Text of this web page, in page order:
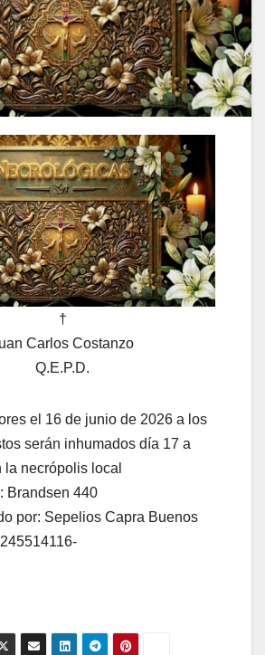
†
Carlos Costanzo
Q.E.P.D.
el 16 de junio de 2026 a los
serán inhumados día 17 a
la necrópolis local
Brandsen 440
por: Sepelios Capra Buenos